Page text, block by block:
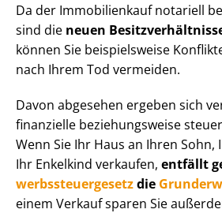
Da der Immobilienkauf notariell
sind die neuen
können Sie beispielsweise
nach Ihrem Tod vermeiden.
Davon abgesehen ergeben sich
finanzielle beziehungsweise
Wenn Sie Ihr Haus an Ihren
Ihr Enkelkind verkaufen, entfällt
werbs­steu­er­ge­setzdie
einem Verkauf sparen Sie